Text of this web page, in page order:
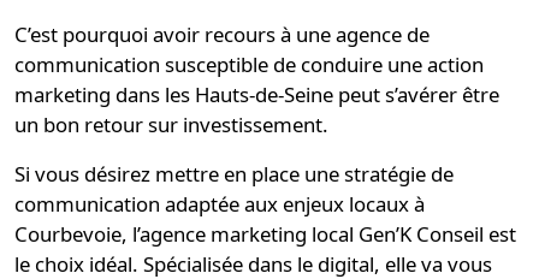
C’est pourquoi avoir recours à uneagence de
communication susceptible de conduire une action
marketing dans les Hauts-de-Seine peut s’avérer être
un bon retour sur investissement.
Si vous désirez mettre en place unestratégie de
communication adaptée aux enjeux locaux à
Courbevoie, l’agence marketing local Gen’K Conseil est
le choix idéal. Spécialisée dans le digital, elle va vous